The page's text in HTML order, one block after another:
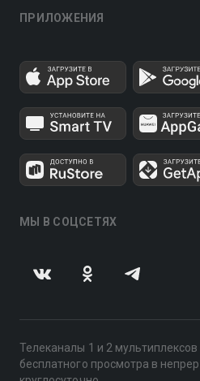
ПРИЛОЖЕНИЯ
МЫ В СОЦСЕТЯХ
Телеканалы 1 и 2
бесплатного просмотра в